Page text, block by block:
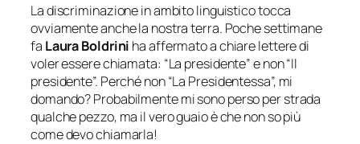
La discriminazione in ambito linguistico tocca
ovviamente anche la nostra terra. Poche settimane
fa Laura Boldrini ha affermato a chiare lettere di
voler essere chiamata: “La presidente” e non “Il
presidente”. Perché non “La Presidentessa”, mi
domando? Probabilmente mi sono perso per strada
qualche pezzo, ma il vero guaio è che non so più
come devo chiamarla!